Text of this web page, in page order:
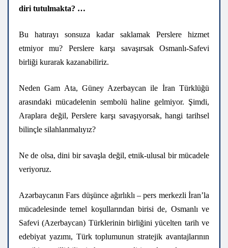
diri tutulmakta? …
Bu hatırayı sonsuza kadar saklamak Perslere hizmet
etmiyor mu? Perslere karşı savaşırsak Osmanlı-Safevi
birliği kurarak kazanabiliriz.
Neden Gam Ata, Güney Azerbaycan ile İran Türklüğü
arasındaki mücadelenin sembolü haline gelmiyor. Şimdi,
Araplara değil, Perslere karşı savaşıyorsak, hangi tarihsel
bilinçle silahlanmalıyız?
Ne de olsa, dini bir savaşla değil, etnik-ulusal bir mücadele
veriyoruz.
Azərbaycanın Fars düşünce ağırlıklı – pers merkezli İran’la
mücadelesinde temel koşullarından birisi de, Osmanlı ve
Safevi (Azerbaycan) Türklerinin birliğini yücelten tarih ve
edebiyat yazımı, Türk toplumunun stratejik avantajlarının